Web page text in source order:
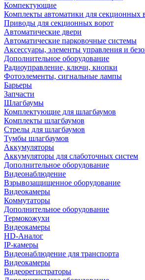
Компектующие
Комплекты автоматики для секционных
Приводы для секционных ворот
Автоматические двери
Автоматические парковочные системы
Аксессуары, элементы управления и
Дополнительное оборудование
Радиоуправление, ключи, кнопки
Фотоэлементы, сигнальные лампы
Барьеры
Запчасти
Шлагбаумы
Комплектующие для шлагбаумов
Комплекты шлагбаумов
Стрелы для шлагбаумов
Тумбы шлагбаумов
Аккумуляторы
Аккумуляторы для слаботочных систем
Дополнительное оборудование
Видеонаблюдение
Взрывозащищенное оборудование
Видеокамеры
Коммутаторы
Дополнительное оборудование
Термокожухи
Видеокамеры
HD-Аналог
IP-камеры
Видеонаблюдение для транспорта
Видеокамеры
Видеорегистраторы